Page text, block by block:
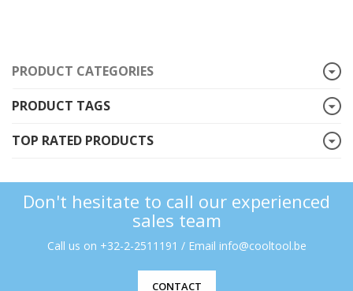
PRODUCT CATEGORIES
PRODUCT TAGS
TOP RATED PRODUCTS
Don't hesitate to call our experienced
sales team
Call us on +32-2-2511191 / Email info@cooltool.be
CONTACT